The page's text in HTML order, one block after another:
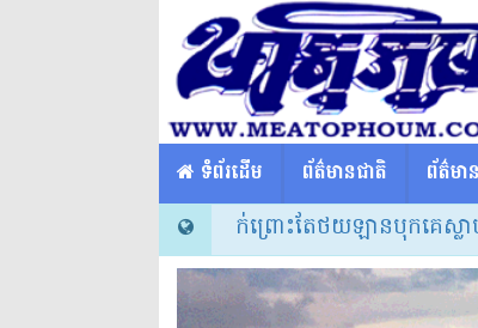
​​ ទំព័រដើម ព័ត៌មានជាតិ ព័ត៌មា
កដាអ្នកសិល្បៈម្នាក់ព្រោះតែថយឡានបុកគេស្លាប់ត្រូវច